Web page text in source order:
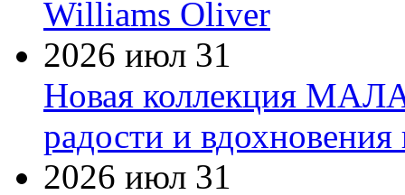
Williams Oliver
2026 июл 31
Новая коллекция
радости и
2026 июл 31